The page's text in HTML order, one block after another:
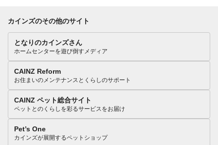
カインズのその他のサイト
となりのカインズさん
ホームセンターを遊び倒すメディア
CAINZ Reform
お住まいのメンテナンスとくらしのサポート
CAINZ ペット総合サイト
ペットとのくらしを彩るサービスをお届け
Pet’s One
カインズが展開するペットショップ